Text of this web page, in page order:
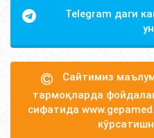
Telegram даги
Сайтимиз
тармоқларда
сифатида